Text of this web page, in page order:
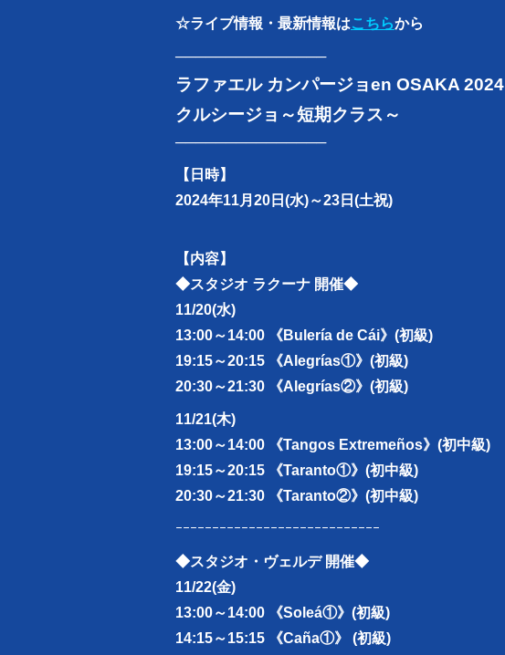
☆ライブ情報・最新情報はこちらから
───────────────
ラファエル カンパージョen OSAKA 2024
クルシージョ～短期クラス～
───────────────
【日時】
2024年11月20日(水)～23日(土祝)
【内容】
◆スタジオ ラクーナ 開催◆
11/20(水)
13:00～14:00 《Bulería de Cái》(初級)
19:15～20:15 《Alegrías①》(初級)
20:30～21:30 《Alegrías②》(初級)
11/21(木)
13:00～14:00 《Tangos Extremeños》(初中級)
19:15～20:15 《Taranto①》(初中級)
20:30～21:30 《Taranto②》(初中級)
ｰｰｰｰｰｰｰｰｰｰｰｰｰｰｰｰｰｰｰｰｰｰｰｰｰｰｰｰ
◆スタジオ・ヴェルデ 開催◆
11/22(金)
13:00～14:00 《Soleá①》(初級)
14:15～15:15 《Caña①》 (初級)